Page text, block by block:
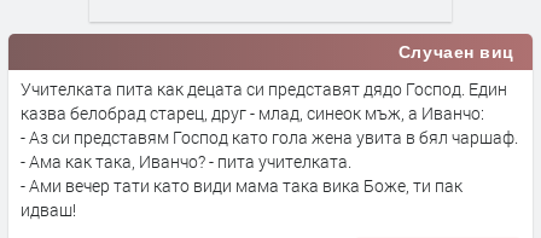
Случаен виц
Учителката пита как децата си представят дядо Господ. Един
казва белобрад старец, друг - млад, синеок мъж, а Иванчо:
- Аз си представям Господ като гола жена увита в бял чаршаф.
- Ама как така, Иванчо? - пита учителката.
- Ами вечер тати като види мама така вика Боже, ти пак
идваш!